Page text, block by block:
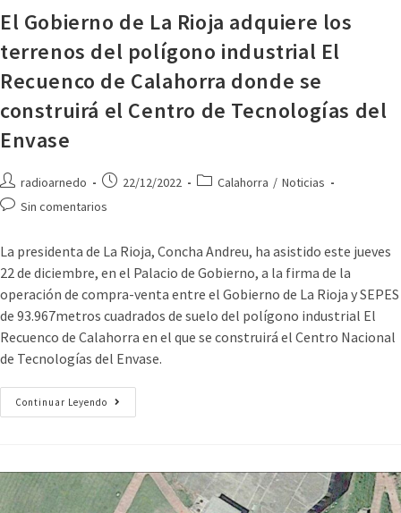
El Gobierno de La Rioja adquiere los
terrenos del polígono industrial El
Recuenco de Calahorra donde se
construirá el Centro de Tecnologías del
Envase
radioarnedo 22/12/2022 Calahorra / Noticias
Sin comentarios
La presidenta de La Rioja, Concha Andreu, ha asistido este jueves
22 de diciembre, en el Palacio de Gobierno, a la firma de la
operación de compra-venta entre el Gobierno de La Rioja y SEPES
de 93.967metros cuadrados de suelo del polígono industrial El
Recuenco de Calahorra en el que se construirá el Centro Nacional
de Tecnologías del Envase.
Continuar Leyendo